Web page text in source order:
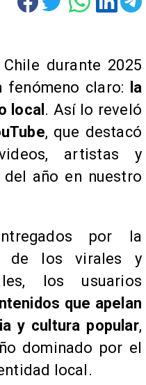
durante 2025
claro:
la
local . Así lo reveló
, que destacó
artistas y
año en nuestro
por la
de los virales y
los usuarios
que apelan
y cultura popular,
dominado por el
local.